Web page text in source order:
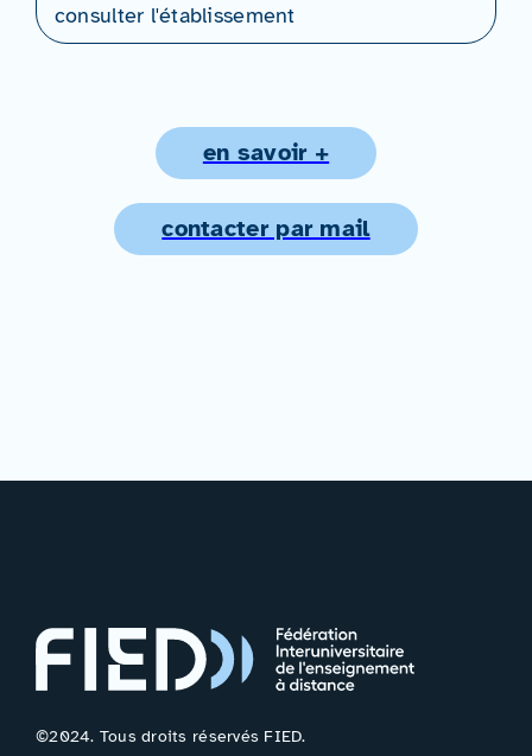
consulter l'établissement
en savoir +
contacter par mail
©2024. Tous droits réservés FIED.